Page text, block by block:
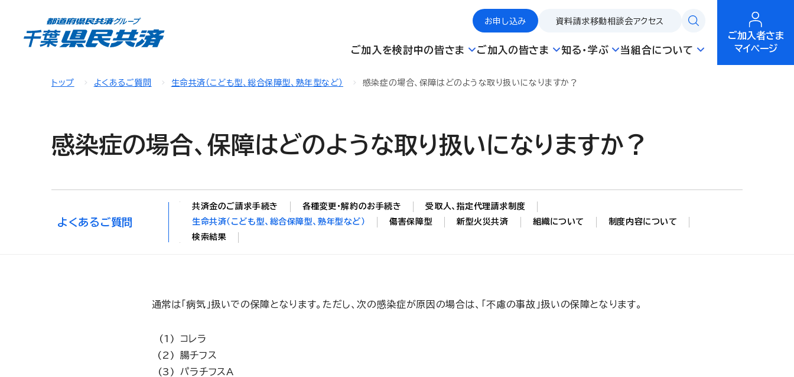
お申し込み 資料請求移動相談会アクセス
ご加入を検討中の皆さま ご加入の皆さま 知る・学ぶ 当組合について
ご加入者さま
マイページ
トップ よくあるご質問 生命共済（こども型、総合保障型、熟年型など） 感染症の場合、保障はどのような取り扱いになりますか？
感染症の場合、保障はどのような取り扱いになりますか？
よくあるご質問
共済金のご請求手続き 各種変更・解約のお手続き
受取人、指定代理請求制度
生命共済（こども型、総合保障型、熟年型など）
傷害保障型 新型火災共済 組織について
制度内容について
検索結果
通常は「病気」扱いでの保障となります。ただし、次の感染症が原因の場合は、「不慮の事故」扱いの保障となります。
コレラ
腸チフス
パラチフスA